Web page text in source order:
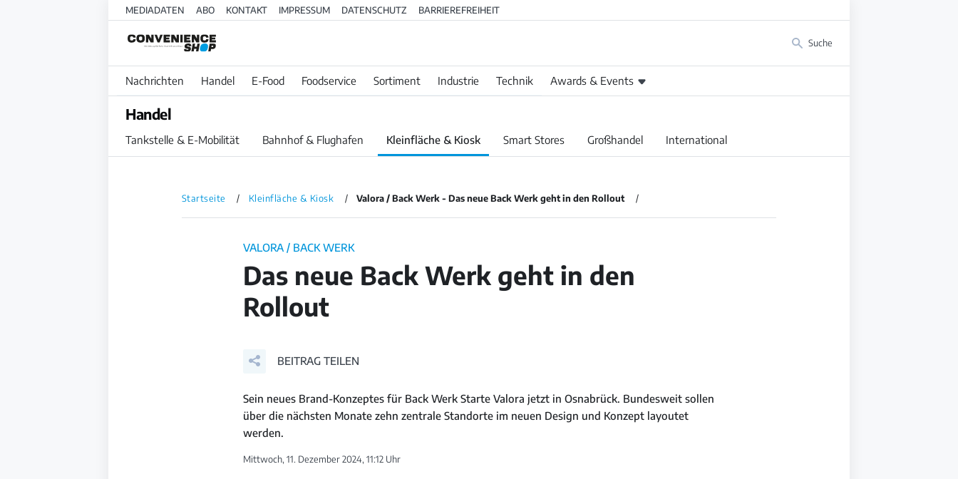
MEDIADATEN ABO KONTAKT IMPRESSUM DATENSCHUTZ BARRIEREFREIHEIT
Suche
Nachrichten Handel E-Food Foodservice Sortiment Industrie Technik Awards & Events
Handel
Tankstelle & E-Mobilität Bahnhof & Flughafen Kleinfläche & Kiosk Smart Stores Großhandel International
Startseite Kleinfläche & Kiosk Valora / Back Werk - Das neue Back Werk geht in den Rollout
VALORA / BACK WERK
Das neue Back Werk geht in den
Rollout
BEITRAG TEILEN
Sein neues Brand-Konzeptes für Back Werk Starte Valora jetzt in Osnabrück. Bundesweit sollen
über die nächsten Monate zehn zentrale Standorte im neuen Design und Konzept layoutet
werden.
Mittwoch, 11. Dezember 2024, 11:12 Uhr